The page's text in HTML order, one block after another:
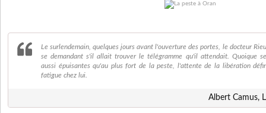
Le surlendemain, quelques jours avant l'ouverture des portes, le docteur
se demandant s'il allait trouver le télégramme qu'il attendait. Quoique
aussi épuisantes qu'au plus fort de la peste, l'attente de la libération
fatigue chez lui.
Albert Camus,